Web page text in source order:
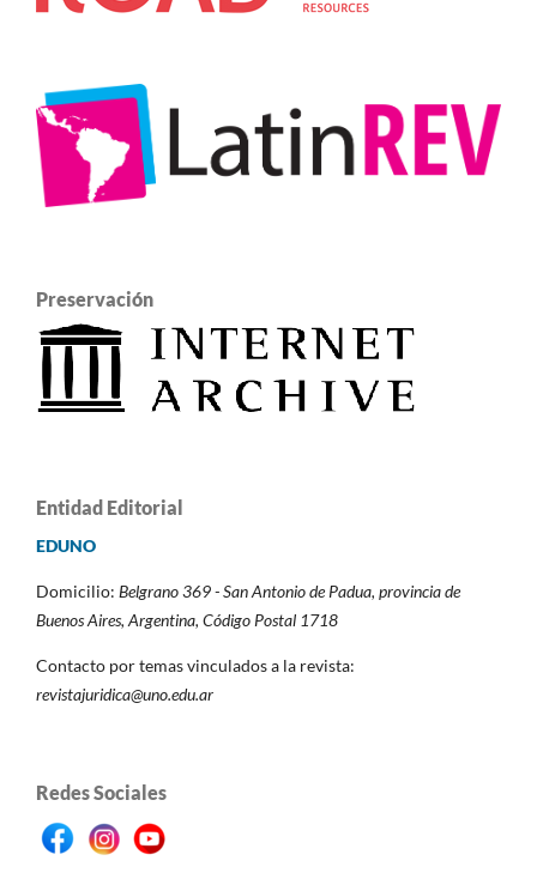
Preservación
Entidad Editorial
EDUNO
Domicilio: Belgrano 369 - San Antonio de Padua, provincia de
Buenos Aires, Argentina, Código Postal 1718
Contacto por temas vinculados a la revista:
revistajuridica@uno.edu.ar
Redes Sociales